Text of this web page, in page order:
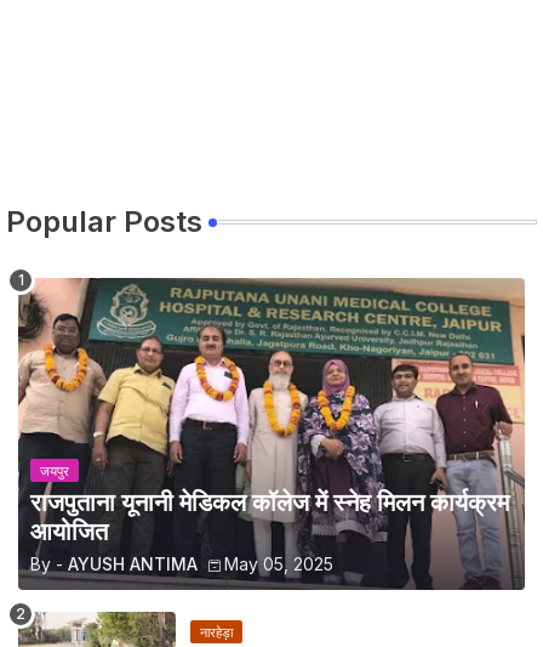
Popular Posts
जयपुर
राजपुताना यूनानी मेडिकल कॉलेज में स्नेह मिलन कार्यक्रम
आयोजित
By - AYUSH ANTIMA May 05, 2025
नारहेड़ा